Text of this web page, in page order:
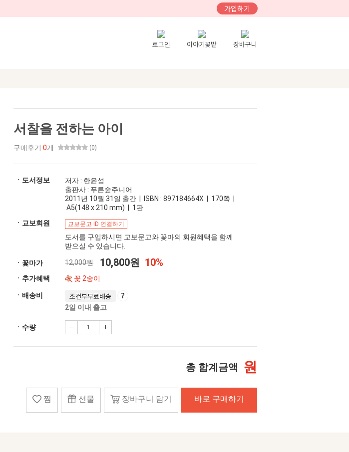
가입하기
로그인 이야기꽃밭 장바구니
서찰을 전하는 아이
구매후기 0개 (0)
ㆍ도서정보
저자 : 한윤섭
출판사 : 푸른숲주니어
2011년 10월 31일 출간 | ISBN : 897184664X | 170쪽 |
A5(148 x 210 mm) | 1판
ㆍ교보회원
교보문고 ID 연결하기
도서를 구입하시면 교보문고와 꽃마의 회원혜택을 함께
받으실 수 있습니다.
ㆍ꽃마가 12,000원 10,800원 10%
ㆍ추가혜택 꽃 2송이
ㆍ배송비 조건부무료배송
2일 이내 출고
ㆍ수량
총 합계금액 원
찜 선물 장바구니 담기 바로 구매하기